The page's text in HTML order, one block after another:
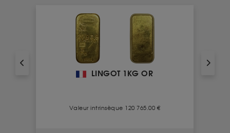
LINGOT 1KG OR
Valeur intrinsèque 120 765.00 €